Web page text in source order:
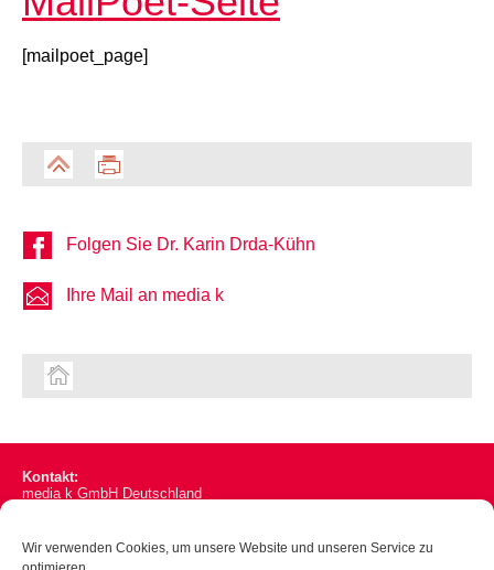
Wir verwenden Cookies, um unsere Website und unseren Service zu
[mailpoet_page]
Folgen Sie Dr. Karin Drda-Kühn
Ihre Mail an media k
Kontakt:
media k GmbH Deutschland
Gentzgasse 105/4, A-1180 Wien